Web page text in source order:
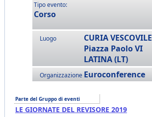
Tipo evento:
Corso
Luogo
CURIA VESCOVILE
Piazza Paolo VI
LATINA (LT)
Organizzazione Euroconference
Parte del Gruppo di eventi
LE GIORNATE DEL REVISORE 2019